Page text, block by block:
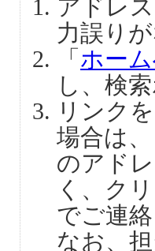
アドレ
力誤り
「 ホー
し、検
リンク
場合は
のアド
く、ク
でご連
なお、担